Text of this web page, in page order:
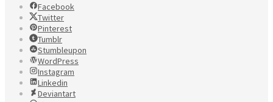
Facebook
Twitter
Pinterest
Tumblr
Stumbleupon
WordPress
Instagram
Linkedin
Deviantart